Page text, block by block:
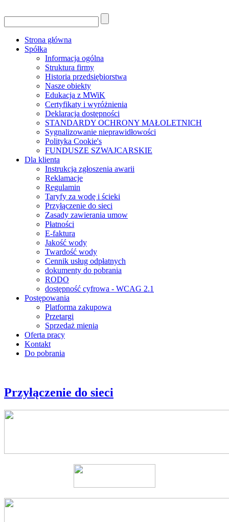
Strona główna
Spółka
Informacja ogólna
Struktura firmy
Historia przedsiębiorstwa
Nasze obiekty
Edukacja z MWiK
Certyfikaty i wyróżnienia
Deklaracja dostępności
STANDARDY OCHRONY MAŁOLETNICH
Sygnalizowanie nieprawidłowości
Polityka Cookie's
FUNDUSZE SZWAJCARSKIE
Dla klienta
Instrukcja zgłoszenia awarii
Reklamacje
Regulamin
Taryfy za wodę i ścieki
Przyłączenie do sieci
Zasady zawierania umow
Płatności
E-faktura
Jakość wody
Twardość wody
Cennik usług odpłatnych
dokumenty do pobrania
RODO
dostępność cyfrowa - WCAG 2.1
Postępowania
Platforma zakupowa
Przetargi
Sprzedaż mienia
Oferta pracy
Kontakt
Do pobrania
Przyłączenie do sieci